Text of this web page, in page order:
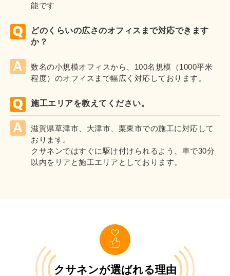
能です
どのくらいの広さのオフィスまで対応できます
か？
数名の小規模オフィスから、100名規模（1000平米
程度）のオフィスまで幅広く対応しております。
施工エリアを教えてください。
滋賀県草津市、大津市、栗東市での施工に対応して
おります。
クサネンではすぐに駆け付けられるよう、車で30分
以内をリアと施工エリアとしております。
クサネンが選ばれる理由